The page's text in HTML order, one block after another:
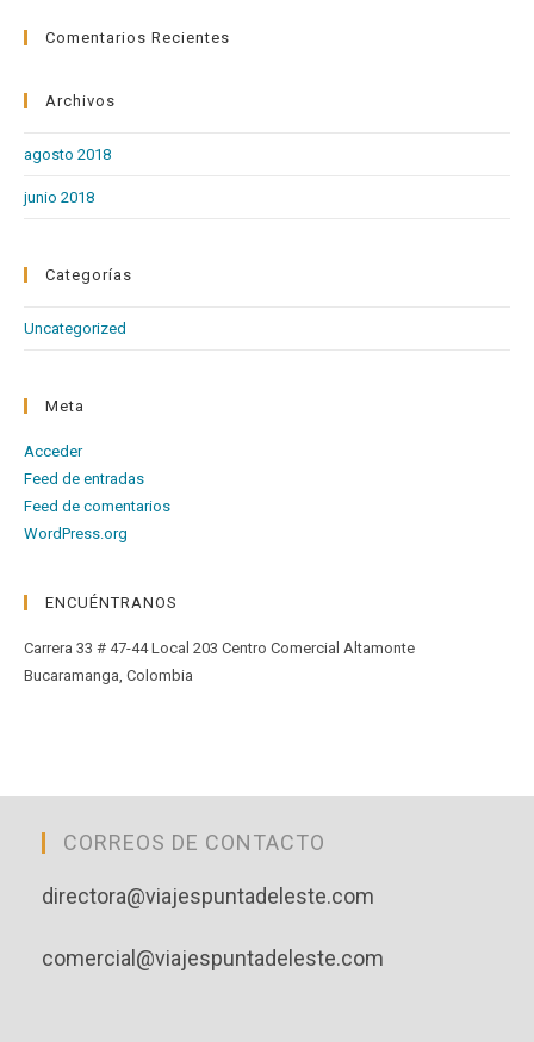
Comentarios Recientes
Archivos
agosto 2018
junio 2018
Categorías
Uncategorized
Meta
Acceder
Feed de entradas
Feed de comentarios
WordPress.org
ENCUÉNTRANOS
Carrera 33 # 47-44 Local 203 Centro Comercial Altamonte
Bucaramanga, Colombia
CORREOS DE CONTACTO
directora@viajespuntadeleste.com
comercial@viajespuntadeleste.com